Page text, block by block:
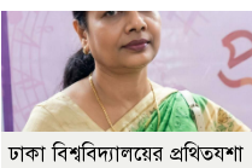
ঢাকা বিশ্ববিদ্যালয়ের প্রথিতযশা